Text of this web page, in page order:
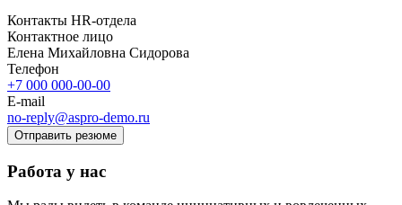
Контакты HR-отдела
Контактное лицо
Елена Михайловна Сидорова
Телефон
+7 000 000-00-00
E-mail
no-reply@aspro-demo.ru
Отправить резюме
Работа у нас